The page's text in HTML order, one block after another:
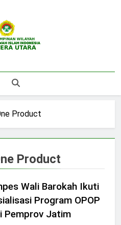
LDII
Utara
Product
Product
Wali Barokah Ikuti
Program OPOP
Pemprov Jatim